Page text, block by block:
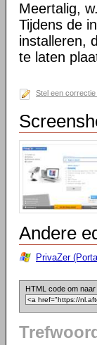
Meertalig,
Tijdens de
installeren,
te laten
Stel een
Andere
PrivaZer
HTML code om